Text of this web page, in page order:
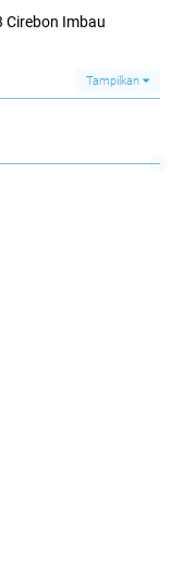
Cirebon Imbau
Tampilkan